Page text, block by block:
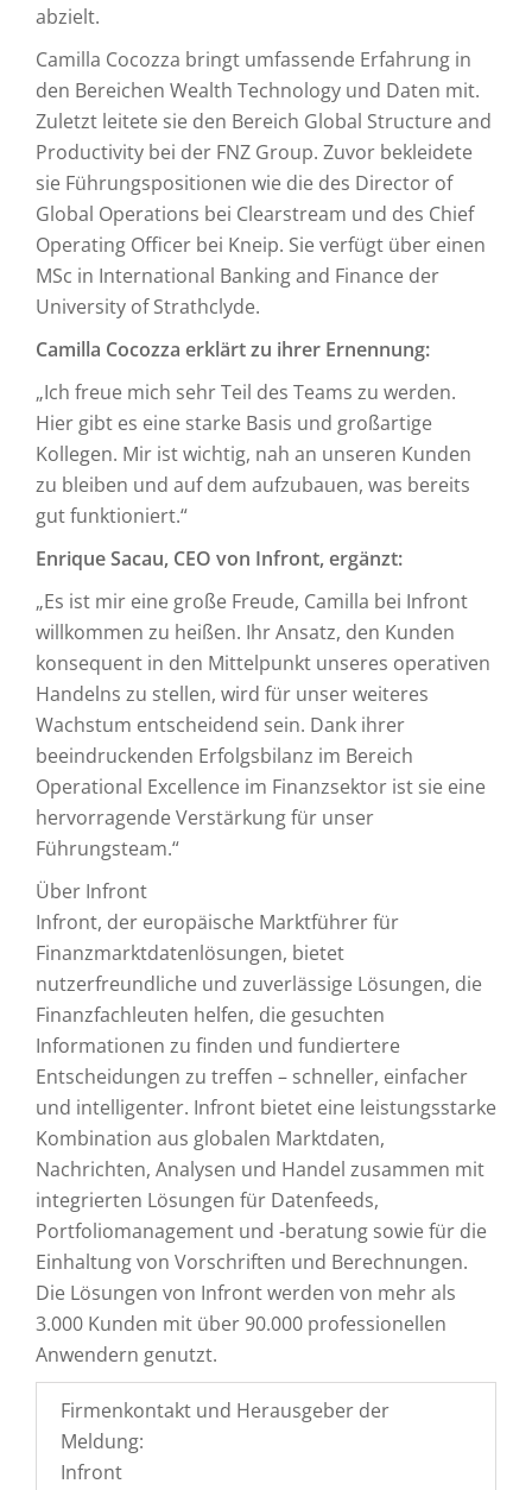
abzielt.
Camilla Cocozza bringt umfassende Erfahrung in
den Bereichen Wealth Technology und Daten mit.
Zuletzt leitete sie den Bereich Global Structure and
Productivity bei der FNZ Group. Zuvor bekleidete
sie Führungspositionen wie die des Director of
Global Operations bei Clearstream und des Chief
Operating Officer bei Kneip. Sie verfügt über einen
MSc in International Banking and Finance der
University of Strathclyde.
Camilla Cocozza erklärt zu ihrer Ernennung:
„Ich freue mich sehr Teil des Teams zu werden.
Hier gibt es eine starke Basis und großartige
Kollegen. Mir ist wichtig, nah an unseren Kunden
zu bleiben und auf dem aufzubauen, was bereits
gut funktioniert.“
Enrique Sacau, CEO von Infront, ergänzt:
„Es ist mir eine große Freude, Camilla bei Infront
willkommen zu heißen. Ihr Ansatz, den Kunden
konsequent in den Mittelpunkt unseres operativen
Handelns zu stellen, wird für unser weiteres
Wachstum entscheidend sein. Dank ihrer
beeindruckenden Erfolgsbilanz im Bereich
Operational Excellence im Finanzsektor ist sie eine
hervorragende Verstärkung für unser
Führungsteam.“
Über Infront
Infront, der europäische Marktführer für
Finanzmarktdatenlösungen, bietet
nutzerfreundliche und zuverlässige Lösungen, die
Finanzfachleuten helfen, die gesuchten
Informationen zu finden und fundiertere
Entscheidungen zu treffen – schneller, einfacher
und intelligenter. Infront bietet eine leistungsstarke
Kombination aus globalen Marktdaten,
Nachrichten, Analysen und Handel zusammen mit
integrierten Lösungen für Datenfeeds,
Portfoliomanagement und -beratung sowie für die
Einhaltung von Vorschriften und Berechnungen.
Die Lösungen von Infront werden von mehr als
3.000 Kunden mit über 90.000 professionellen
Anwendern genutzt.
Firmenkontakt und Herausgeber der
Meldung:
Infront